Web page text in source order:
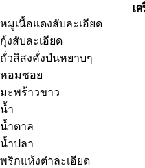
เ
หมูเนื้อแดงสับละเอียด
กุ้งสับละเอียด
ถั่วลิสงคั่งป่นหยาบๆ
หอมซอย
มะพร้าวขาว
น้ำ
น้ำตาล
น้ำปลา
พริกแห้งตำละเอียด